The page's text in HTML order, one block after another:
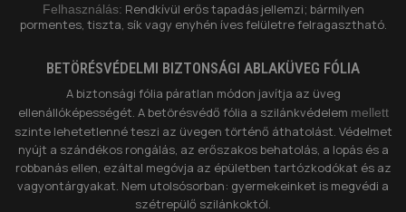
Felhasználás: Rendkívül erős tapadás jellemzi; bármilyen
pormentes, tiszta, sík vagy enyhén íves felületre felragasztható.
BETÖRÉSVÉDELMI BIZTONSÁGI ABLAKÜVEG FÓLIA
A biztonsági fólia páratlan módon javítja az üveg
ellenállóképességét. A betörésvédő fólia a szilánkvédelem mellett
szinte lehetetlenné teszi az üvegen történő áthatolást. Védelmet
nyújt a szándékos rongálás, az erőszakos behatolás, a lopás és a
robbanás ellen, ezáltal megóvja az épületben tartózkodókat és az
vagyontárgyakat. Nem utolsósorban: gyermekeinket is megvédi a
szétrepülő szilánkoktól.